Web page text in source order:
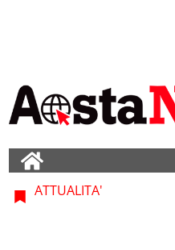
ATTUALITA'